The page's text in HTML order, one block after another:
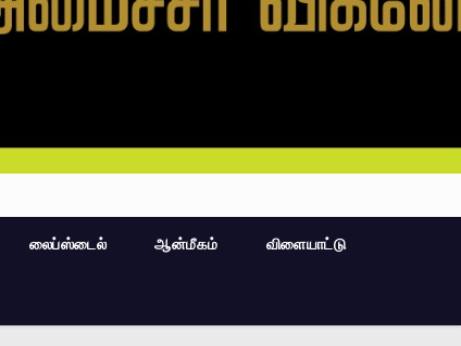
லைப்ஸ்டைல் ஆன்மீகம் விளையாட்டு